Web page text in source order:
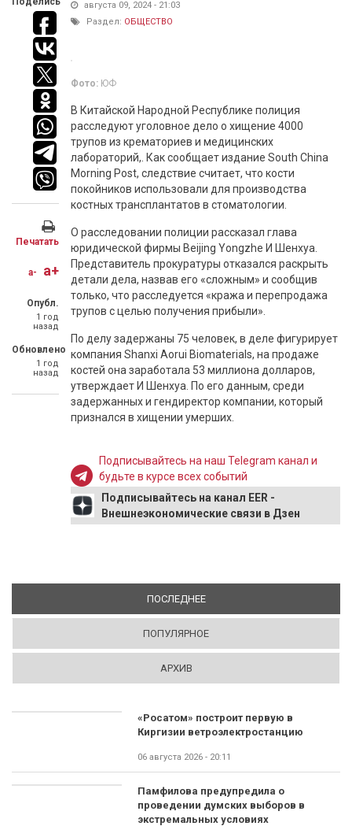
Печатать
a- a+
Опубл.
1 год
назад
Обновлено
1 год
назад
августа 09, 2024 - 21:03
Раздел: ОБЩЕСТВО
Фото: ЮФ
В Китайской Народной Республике полиция
расследуют уголовное дело о хищение 4000
трупов из крематориев и медицинских
лабораторий,. Как сообщает издание South China
Morning Post, следствие считает, что кости
покойников использовали для производства
костных трансплантатов в стоматологии.
О расследовании полиции рассказал глава
юридической фирмы Beijing Yongzhe И Шенхуа.
Представитель прокуратуры отказался раскрыть
детали дела, назвав его «сложным» и сообщив
только, что расследуется «кража и перепродажа
трупов с целью получения прибыли».
По делу задержаны 75 человек, в деле фигурирует
компания Shanxi Aorui Biomaterials, на продаже
костей она заработала 53 миллиона долларов,
утверждает И Шенхуа. По его данным, среди
задержанных и гендиректор компании, который
признался в хищении умерших.
Подписывайтесь на наш Telegram канал и
будьте в курсе всех событий
Подписывайтесь на канал EER -
Внешнеэкономические связи в Дзен
ПОСЛЕДНЕЕ(АКТИВНАЯ ВКЛАДКА)
ПОПУЛЯРНОЕ
АРХИВ
«Росатом» построит первую в
Киргизии ветроэлектростанцию
06 августа 2026 - 20:11
Памфилова предупредила о
проведении думских выборов в
экстремальных условиях